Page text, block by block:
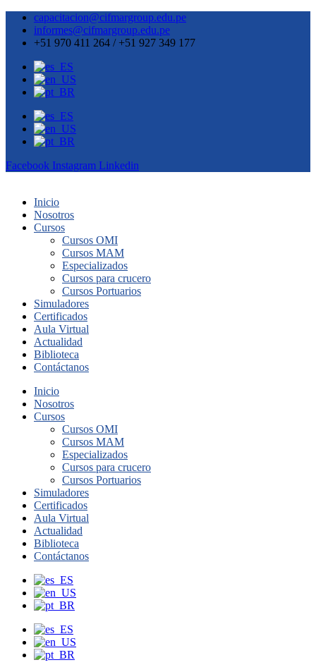
capacitacion@cifmargroup.edu.pe
informes@cifmargroup.edu.pe
+51 970 411 264 / +51 927 349 177
Facebook Instagram Linkedin
Inicio
Nosotros
Cursos
Cursos OMI
Cursos MAM
Especializados
Cursos para crucero
Cursos Portuarios
Simuladores
Certificados
Aula Virtual
Actualidad
Biblioteca
Contáctanos
Inicio
Nosotros
Cursos
Cursos OMI
Cursos MAM
Especializados
Cursos para crucero
Cursos Portuarios
Simuladores
Certificados
Aula Virtual
Actualidad
Biblioteca
Contáctanos